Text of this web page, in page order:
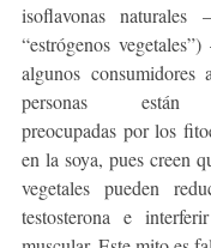
isoflavonas naturales
“estrógenos
algunos consumidores
personas están
preocupadas por los
en la soya, pues creen
vegetales pueden
testosterona e